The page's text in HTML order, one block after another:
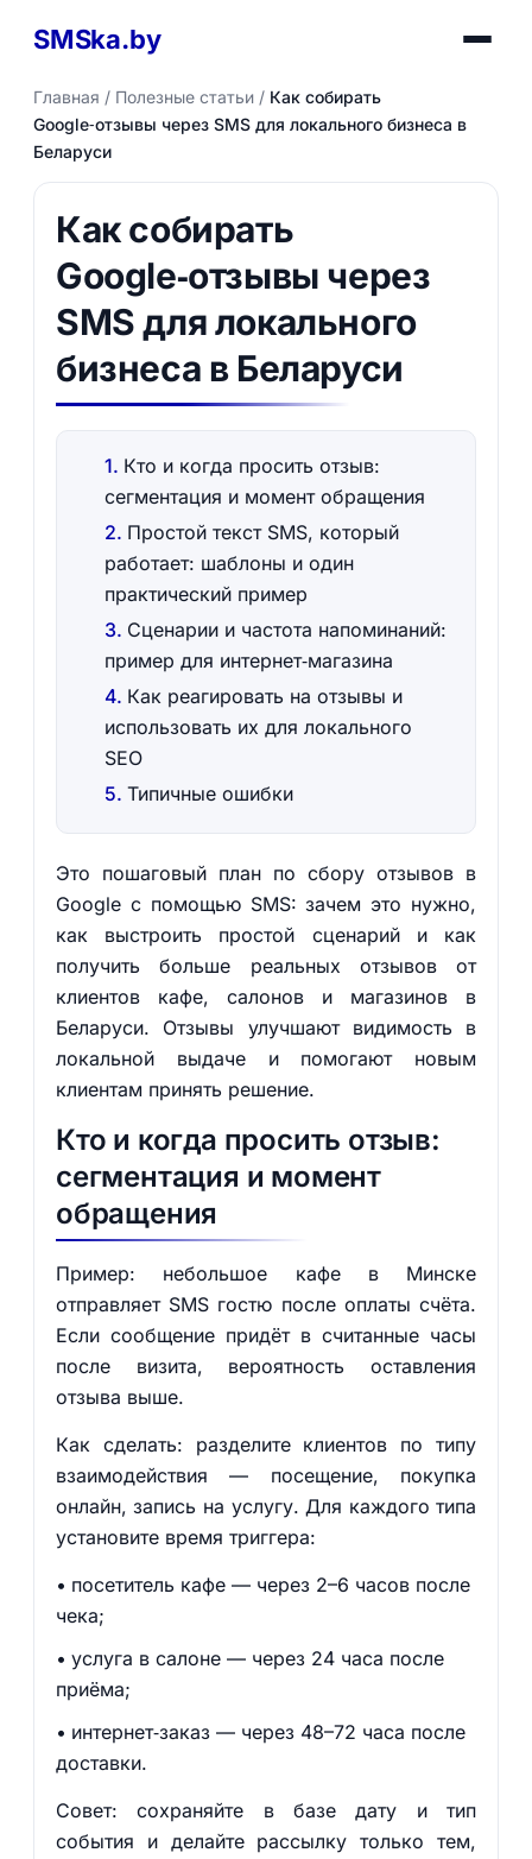
SMSka.by
Главная / Полезные статьи/ Как собирать
Google‑отзывы через SMS для локального бизнеса в
Беларуси
Как собирать
Google‑отзывы через
SMS для локального
бизнеса в Беларуси
Кто и когда просить отзыв:
сегментация и момент обращения
Простой текст SMS, который
работает: шаблоны и один
практический пример
Сценарии и частота напоминаний:
пример для интернет‑магазина
Как реагировать на отзывы и
использовать их для локального
SEO
Типичные ошибки
Это пошаговый план по сбору отзывов в
Google с помощью SMS: зачем это нужно,
как выстроить простой сценарий и как
получить больше реальных отзывов от
клиентов кафе, салонов и магазинов в
Беларуси. Отзывы улучшают видимость в
локальной выдаче и помогают новым
клиентам принять решение.
Кто и когда просить отзыв:
сегментация и момент
обращения
Пример: небольшое кафе в Минске
отправляет SMS гостю после оплаты счёта.
Если сообщение придёт в считанные часы
после визита, вероятность оставления
отзыва выше.
Как сделать: разделите клиентов по типу
взаимодействия — посещение, покупка
онлайн, запись на услугу. Для каждого типа
установите время триггера:
посетитель кафе — через 2–6 часов после
чека;
услуга в салоне — через 24 часа после
приёма;
интернет‑заказ — через 48–72 часа после
доставки.
Совет: сохраняйте в базе дату и тип
события и делайте рассылку только тем,